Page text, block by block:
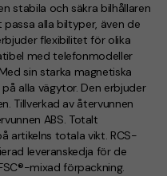
stabila och säkra bilhållaren
alla biltyper, även de
flexibilitet för olika
med telefonmodeller
sin starka magnetiska
alla vägytor. Den erbjuder
Tillverkad av återvunnen
ABS. Totalt
artikelns totala vikt. RCS-
leveranskedja för de
mixad förpackning.